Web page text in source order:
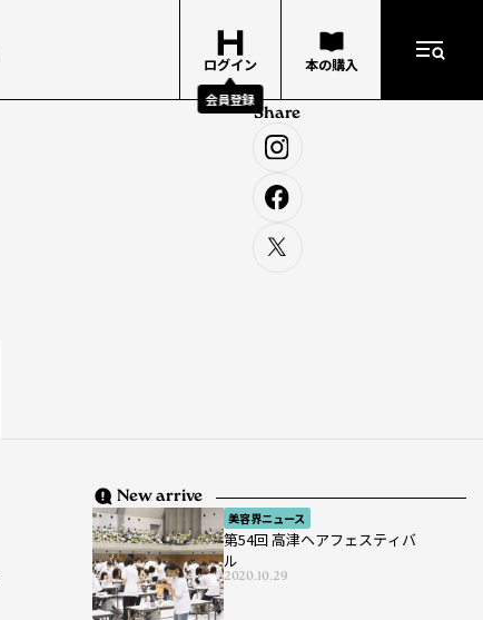
ログイン
会員登録
本の購入
Share
New arrive
美容界ニュース
第54回 高津ヘアフェスティバ
ル
2020.10.29